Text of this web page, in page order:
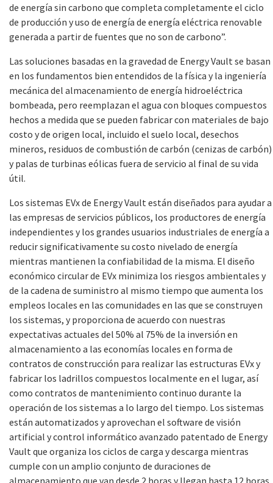
de energía sin carbono que completa completamente el ciclo
de producción y uso de energía de energía eléctrica renovable
generada a partir de fuentes que no son de carbono”.
Las soluciones basadas en la gravedad de Energy Vault se basan
en los fundamentos bien entendidos de la física y la ingeniería
mecánica del almacenamiento de energía hidroeléctrica
bombeada, pero reemplazan el agua con bloques compuestos
hechos a medida que se pueden fabricar con materiales de bajo
costo y de origen local, incluido el suelo local, desechos
mineros, residuos de combustión de carbón (cenizas de carbón)
y palas de turbinas eólicas fuera de servicio al final de su vida
útil.
Los sistemas EVx de Energy Vault están diseñados para ayudar a
las empresas de servicios públicos, los productores de energía
independientes y los grandes usuarios industriales de energía a
reducir significativamente su costo nivelado de energía
mientras mantienen la confiabilidad de la misma. El diseño
económico circular de EVx minimiza los riesgos ambientales y
de la cadena de suministro al mismo tiempo que aumenta los
empleos locales en las comunidades en las que se construyen
los sistemas, y proporciona de acuerdo con nuestras
expectativas actuales del 50% al 75% de la inversión en
almacenamiento a las economías locales en forma de
contratos de construcción para realizar las estructuras EVx y
fabricar los ladrillos compuestos localmente en el lugar, así
como contratos de mantenimiento continuo durante la
operación de los sistemas a lo largo del tiempo. Los sistemas
están automatizados y aprovechan el software de visión
artificial y control informático avanzado patentado de Energy
Vault que organiza los ciclos de carga y descarga mientras
cumple con un amplio conjunto de duraciones de